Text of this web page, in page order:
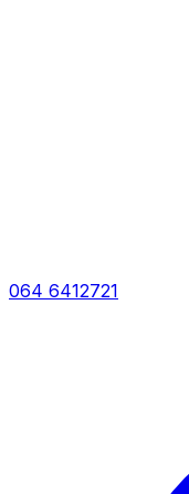
064 6412721